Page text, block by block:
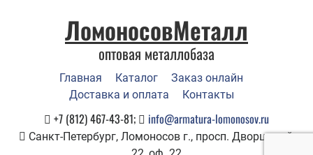
ЛомоносовМеталл
оптовая металлобаза
Главная Каталог
Заказ онлайн
Доставка и оплата
Контакты
+7 (812) 467-43-81; info@armatura-lomonosov.ru
Санкт-Петербург, Ломоносов г., просп. Дворцовый,